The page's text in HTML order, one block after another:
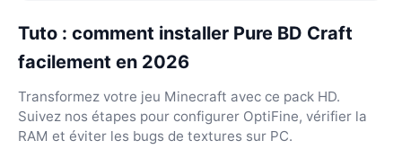
Tuto : comment installer Pure BD Craft
facilement en 2026
Transformez votre jeu Minecraft avec ce pack HD.
Suivez nos étapes pour configurer OptiFine, vérifier la
RAM et éviter les bugs de textures sur PC.